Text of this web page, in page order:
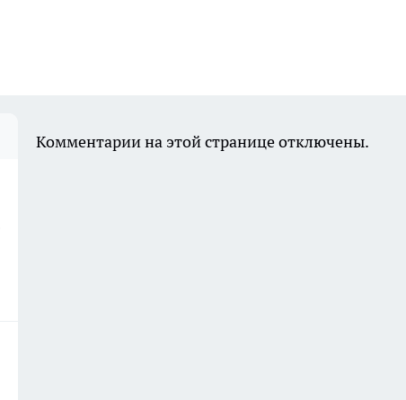
Комментарии на этой странице отключены.